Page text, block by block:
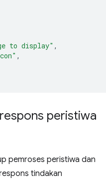
to display" ,
,
peristiwa
pemroses peristiwa dan
tindakan